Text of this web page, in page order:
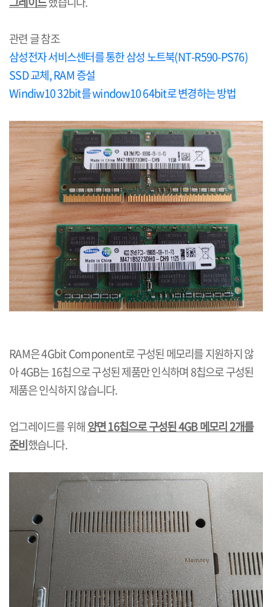
관련 글 참조
삼성전자 서비스센터를 통한 삼성 노트북(NT-R590-PS76)
SSD 교체, RAM 증설
Windiw10 32bit를 window10 64bit로 변경하는 방법
RAM은4Gbit Component로 구성된 메모리를 지원하지 않
아4GB는16칩으로 구성된 제품만 인식하며8칩으로 구성된
제품은 인식하지 않습니다.
업그레이드를 위해양면16칩으로 구성된4GB메모리2개를
준비했습니다.